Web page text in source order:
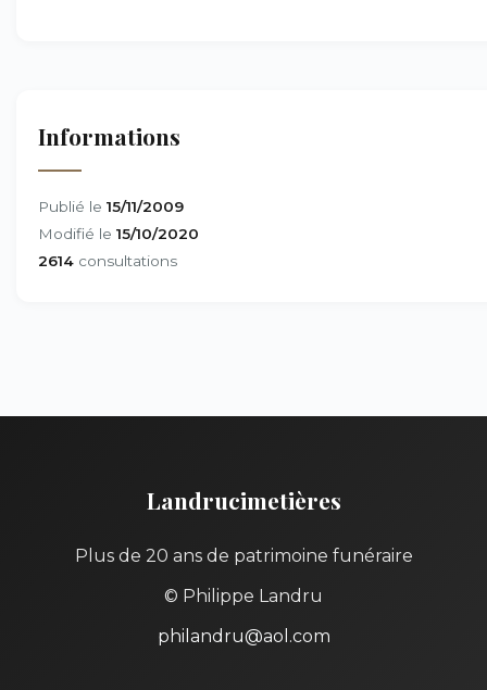
Informations
Publié le 15/11/2009
Modifié le 15/10/2020
2614 consultations
Landrucimetières
Plus de 20 ans de patrimoine funéraire
© Philippe Landru
philandru@aol.com